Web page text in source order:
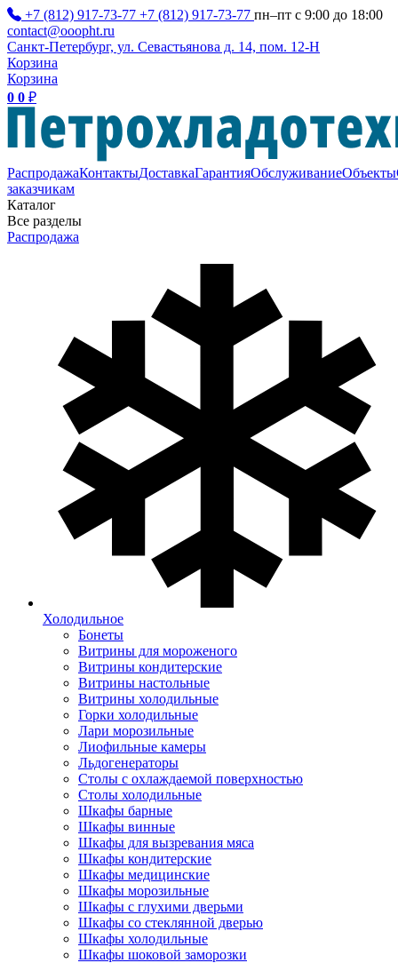
+7 (812) 917-73-77 +7 (812) 917-73-77 пн–пт с 9:00 до 18:00
contact@ooopht.ru
Санкт-Петербург, ул. Севастьянова д. 14, пом. 12-Н
Корзина
Корзина
0 0 ₽
РаспродажаКонтактыДоставкаГарантияОбслуживаниеОбъекты
заказчикам
Каталог
Все разделы
Распродажа
Холодильное
Бонеты
Витрины для мороженого
Витрины кондитерские
Витрины настольные
Витрины холодильные
Горки холодильные
Лари морозильные
Лиофильные камеры
Льдогенераторы
Столы с охлаждаемой поверхностью
Столы холодильные
Шкафы барные
Шкафы винные
Шкафы для вызревания мяса
Шкафы кондитерские
Шкафы медицинские
Шкафы морозильные
Шкафы с глухими дверьми
Шкафы со стеклянной дверью
Шкафы холодильные
Шкафы шоковой заморозки